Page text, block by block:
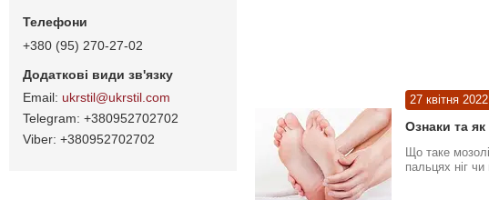
27 квітня 2022
Ознаки та
Що таке
пальцях ніг чи
+380 (95) 270-27-02
ukrstil@ukrstil.com
+380952702702
+380952702702